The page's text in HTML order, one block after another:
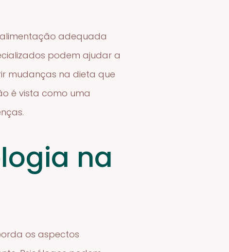
adequada
podem ajudar a
mudanças na dieta que
é vista como uma
na
os aspectos